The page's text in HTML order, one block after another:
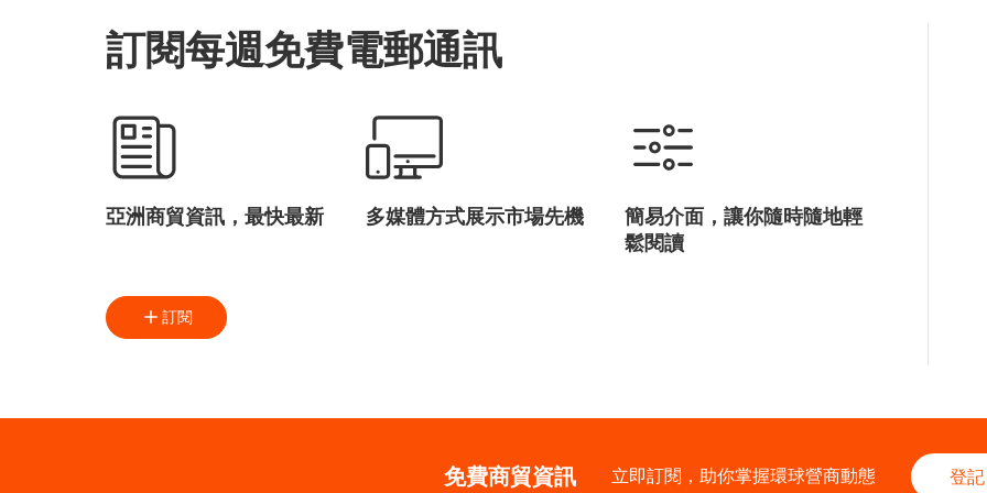
訂閱每週免費電郵通訊
亞洲商貿資訊，最快最新 多媒體方式展示市場先機
簡易介面，讓你隨時隨地輕
鬆閱讀
訂閱
免費商貿資訊 立即訂閱，助你掌握環球營商動態 登記